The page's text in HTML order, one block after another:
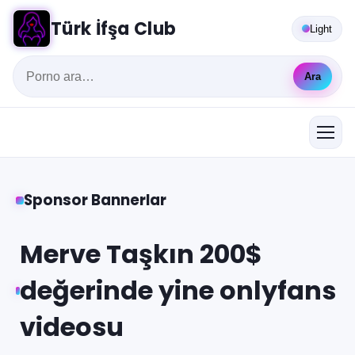
Türk İfşa Club
Ara
Light
Sponsor Bannerlar
Merve Taşkın 200$
değerinde yine onlyfans
videosu